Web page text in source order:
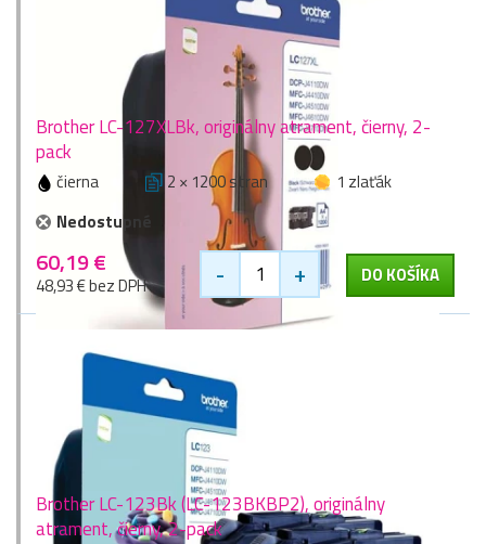
Brother LC-127XLBk, originálny atrament, čierny, 2-
pack
čierna 2 × 1200 stran
1 zlaťák
Nedostupné
60,19 €
48,93 € bez DPH - + DO KOŠÍKA
Brother LC-123Bk (LC-123BKBP2), originálny
atrament, čierny, 2-pack